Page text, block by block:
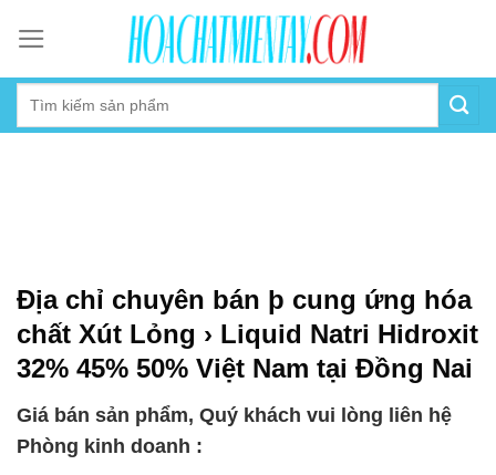
content
Địa chỉ chuyên bán þ cung ứng hóa
chất Xút Lỏng › Liquid Natri Hidroxit
32% 45% 50% Việt Nam tại Đồng Nai
Giá bán sản phẩm, Quý khách vui lòng liên hệ
Phòng kinh doanh :